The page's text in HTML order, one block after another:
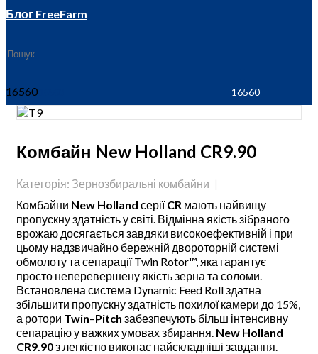
Блог FreeFarm
16560
Комбайн New Holland CR9.90
Категорія: Зернозбиральні комбайни
Комбайни New Holland серіїCR мають найвищу
пропускну здатність у світі. Відмінна якість зібраного
врожаю досягається завдяки високоефективній і при
цьому надзвичайно бережній двороторній системі
обмолоту та сепарації Twin Rotor™, яка гарантує
просто неперевершену якість зерна та соломи.
Встановлена система Dynamic Feed Roll здатна
збільшити пропускну здатність похилої камери до 15%,
а ротори Twin–Pitch забезпечують більш інтенсивну
сепарацію у важких умовах збирання. New Holland
CR9.90з легкістю виконає найскладніші завдання.